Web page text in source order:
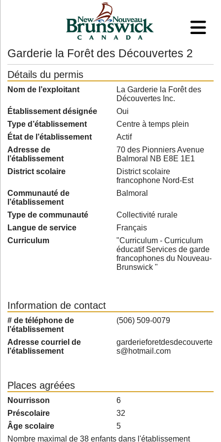
Garderie la Forêt des Découvertes 2
Détails du permis
Nom de l’exploitant
La Garderie la Forêt des
Découvertes Inc.
Établissement désignée
Oui
Type d’établissement
Centre à temps plein
État de l’établissement
Actif
Adresse de
l’établissement
70 des Pionniers Avenue
Balmoral NB E8E 1E1
District scolaire
District scolaire
francophone Nord-Est
Communauté de
l’établissement
Balmoral
Type de communauté
Collectivité rurale
Langue de service
Français
Curriculum
"Curriculum - Curriculum
éducatif Services de garde
francophones du Nouveau-
Brunswick "
Information de contact
# de téléphone de
l’établissement
(506) 509-0079
Adresse courriel de
l’établissement
garderieforetdesdecouverte
s@hotmail.com
Places agréées
Nourrisson
6
Préscolaire
32
Âge scolaire
5
Nombre maximal de 38 enfants dans l'établissement